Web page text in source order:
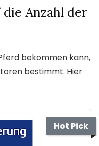
Anzahl der
bekommen kann,
bestimmt. Hier
Hot Pick